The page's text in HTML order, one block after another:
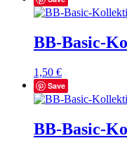
BB-Basic-
1,50 €
Save
BB-Basic-